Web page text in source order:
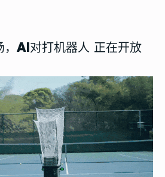
，AI对打机器人 正在开放